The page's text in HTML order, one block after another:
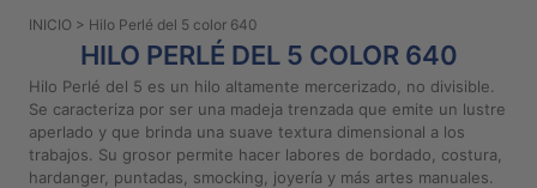
Preguntas
frecuentes
Aviso De
Privacidad
Políticas
INICIO > Hilo Perlé del 5 color 640
HILO PERLÉ DEL 5 COLOR 640
Hilo Perlé del 5 es un hilo altamente mercerizado, no divisible.
Se caracteriza por ser una madeja trenzada que emite un lustre
aperlado y que brinda una suave textura dimensional a los
trabajos. Su grosor permite hacer labores de bordado, costura,
hardanger, puntadas, smocking, joyería y más artes manuales.